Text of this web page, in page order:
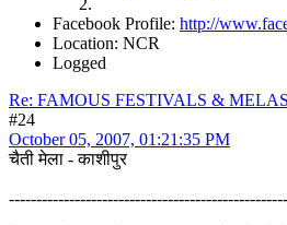
Facebook Profile: http://
Location: NCR
Logged
Re: FAMOUS FESTIVALS &
#24
October 05, 2007, 01:21:35 PM
चैती मेला - काशीपुर